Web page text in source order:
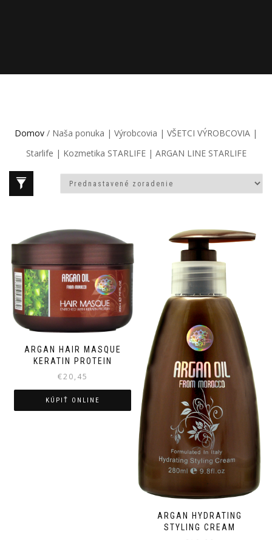
Domov / Naša ponuka | Výrobcovia | VŠETCI VÝROBCOVIA |
Starlife | Kozmetika STARLIFE | ARGAN LINE STARLIFE
ARGAN HAIR MASQUE
KERATIN PROTEIN
€20,45
KÚPIŤ ONLINE
ARGAN HYDRATING
STYLING CREAM